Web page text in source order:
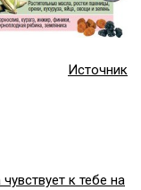
Источник
к тебе на